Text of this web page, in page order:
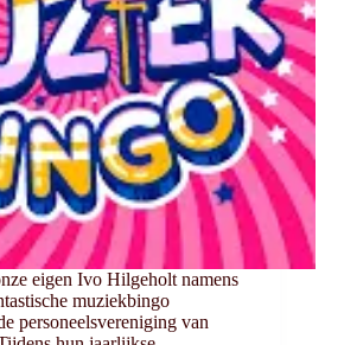
eigen Ivo Hilgeholt namens
muziekbingo
personeelsvereniging van